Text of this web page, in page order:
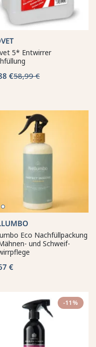
5* Entwirrer
€58,99 €
Eco Nachfüllpackung
und Schweif-
€
-11%